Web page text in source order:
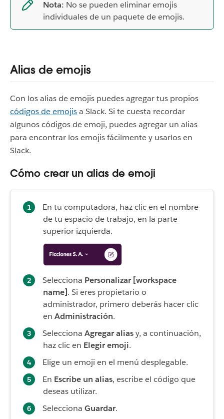
Nota: No se pueden eliminar emojis
individuales de un paquete de emojis.
Alias de emojis
Con los alias de emojis puedes agregar tus propios
códigos de emojisa Slack. Si te cuesta recordar
algunos códigos de emoji, puedes agregar un alias
para encontrar los emojis fácilmente y usarlos en
Slack.
Cómo crear un alias de emoji
En tu computadora, haz clic en el nombre
de tu espacio de trabajo, en la parte
superior izquierda.
Selecciona Personalizar [workspace
name]. Si eres propietario o
administrador, primero deberás hacer clic
en Administración.
Selecciona Agregar aliasy, a continuación,
haz clic en Elegir emoji.
Elige un emoji en el menú desplegable.
En Escribe un alias, escribe el código que
deseas utilizar.
Selecciona Guardar.